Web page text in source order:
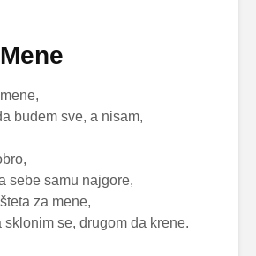
budem sve, a nisam,
sebe samu najgore,
za mene,
sklonim se, drugom da krene.